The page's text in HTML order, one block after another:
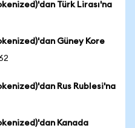
Türk Lirası'na
Güney Kore
Rus Rublesi'na
Kanada